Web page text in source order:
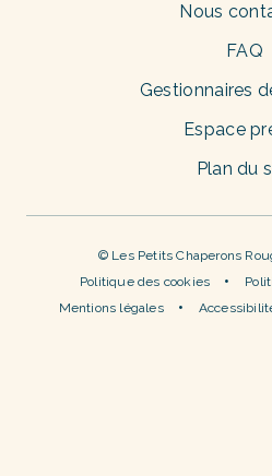
Nous
FAQ
Gestionnaires
Espace
Plan du
© Les Petits Chaperons
Politique des cookies
Mentions légales